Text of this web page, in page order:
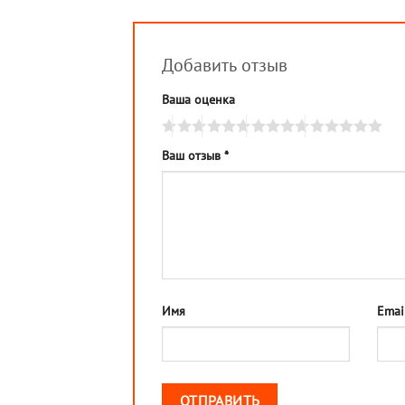
Добавить отзыв
Ваша оценка
Ваш отзыв *
Имя